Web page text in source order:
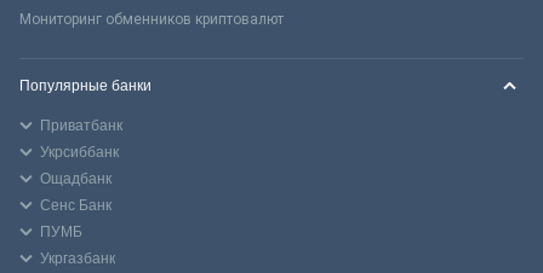
Мониторинг обменников криптовалют
Популярные банки
Приватбанк
Укрсиббанк
Ощадбанк
Сенс Банк
ПУМБ
Укргазбанк